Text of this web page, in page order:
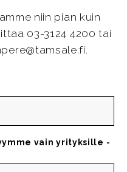
niin pian kuin
03-3124 4200 tai
vain yrityksille -